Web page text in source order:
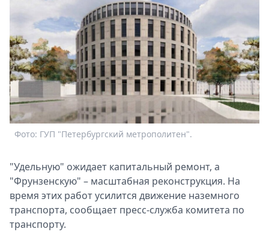
Выставки
Пресс-
релизы
О
Metro
Стримы
Спецпроекты
Звезды
Выборы
Скачай
Metro
Фото: ГУП "Петербургский метрополитен".
"Удельную" ожидает капитальный ремонт, а
"Фрунзенскую" – масштабная реконструкция. На
время этих работ усилится движение наземного
транспорта, сообщает пресс-служба комитета по
транспорту.